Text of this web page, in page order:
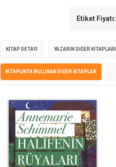
Etiket Fiyatı:
KITAP DETAYI YAZARIN DIĞER KITAPLARI
KITAPLIKTA BULUNAN DIĞER KITAPLAR